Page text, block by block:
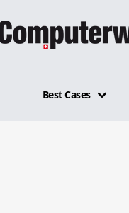
Best Cases